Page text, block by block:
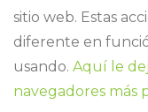
sitio web. Estas
diferente en
usando. Aquí le
navegadores más